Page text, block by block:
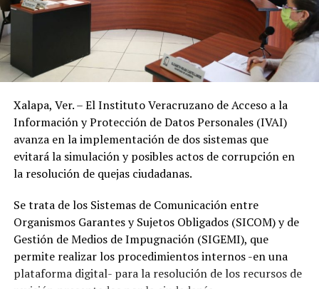
Xalapa, Ver. – El Instituto Veracruzano de Acceso a la
Información y Protección de Datos Personales (IVAI)
avanza en la implementación de dos sistemas que
evitará la simulación y posibles actos de corrupción en
la resolución de quejas ciudadanas.
Se trata de los Sistemas de Comunicación entre
Organismos Garantes y Sujetos Obligados (SICOM) y de
Gestión de Medios de Impugnación (SIGEMI), que
permite realizar los procedimientos internos -en una
plataforma digital- para la resolución de los recursos de